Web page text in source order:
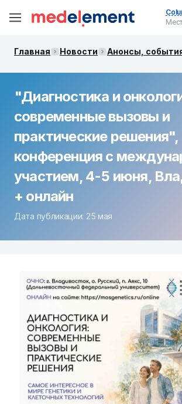
Главная Новости Анонсы,
"Диагностика и
современные вызовы и
практические решения",
конференция с
участием, 4-5 июня,
+ онлайн
Дата публикации: 25 мая